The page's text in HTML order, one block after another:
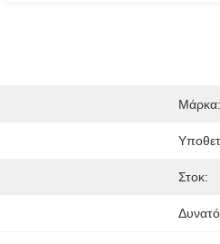
Μάρκα:
Στοκ: